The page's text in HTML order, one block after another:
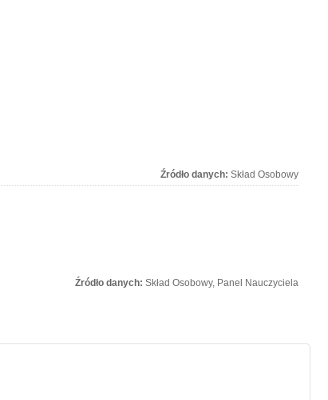
Źródło danych: Skład Osobowy
Źródło danych: Skład Osobowy, Panel Nauczyciela